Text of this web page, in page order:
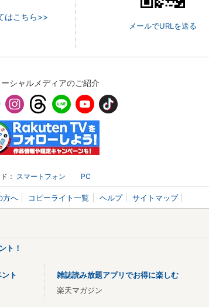
はこちら>>
メールでURLを送る
シャルメディアのご紹介
： スマートフォン PC
方へ コピーライト一覧 ヘルプ サイトマップ
ト！
ト
雑誌読み放題アプリでお得に楽しむ
楽天マガジン